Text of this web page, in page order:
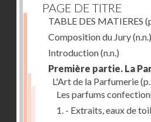
PAGE DE TITRE
TABLE DES MATIERES
Composition du Jury(n.n.)
Introduction(n.n.)
Première partie. La
L'Art de la Parfumerie
Les parfums
1. - Extraits, eaux de